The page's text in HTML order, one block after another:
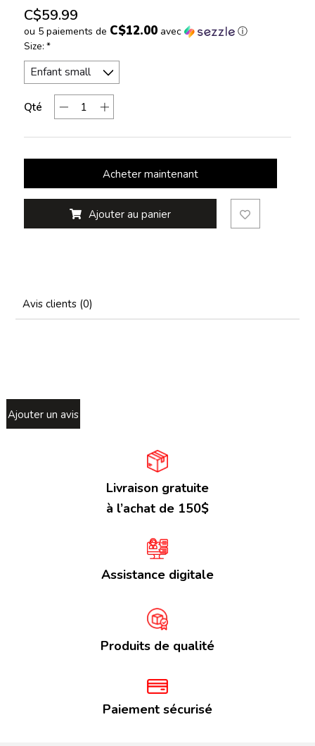
C$59.99
ou 5 paiements de C$12.00avec ⓘ
Size: *
Qté
Acheter maintenant
Ajouter au panier
Avis clients (0)
Ajouter un avis
Livraison gratuite
à l’achat de 150$
Assistance digitale
Produits de qualité
Paiement sécurisé